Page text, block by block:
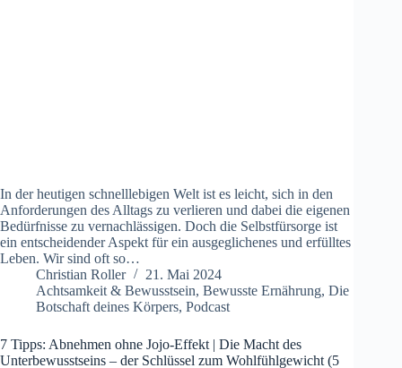
In der heutigen schnelllebigen Welt ist es leicht, sich in den
Anforderungen des Alltags zu verlieren und dabei die eigenen
Bedürfnisse zu vernachlässigen. Doch die Selbstfürsorge ist
ein entscheidender Aspekt für ein ausgeglichenes und erfülltes
Leben. Wir sind oft so…
Christian Roller
21. Mai 2024
Achtsamkeit & Bewusstsein, Bewusste Ernährung, Die
Botschaft deines Körpers, Podcast
7 Tipps: Abnehmen ohne Jojo-Effekt | Die Macht des
Unterbewusstseins – der Schlüssel zum Wohlfühlgewicht (5